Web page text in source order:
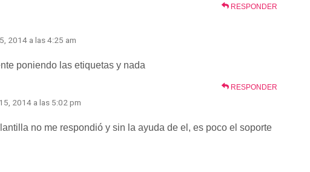
RESPONDER
2014 a las 4:25 am
poniendo las etiquetas y nada
RESPONDER
2014 a las 5:02 pm
no me respondió y sin la ayuda de el, es poco el soporte